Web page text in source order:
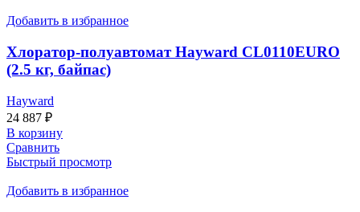
Добавить в избранное
Хлоратор-полуавтомат Hayward CL0110EURO
(2.5 кг, байпас)
Hayward
24 887 ₽
В корзину
Сравнить
Быстрый просмотр
Добавить в избранное